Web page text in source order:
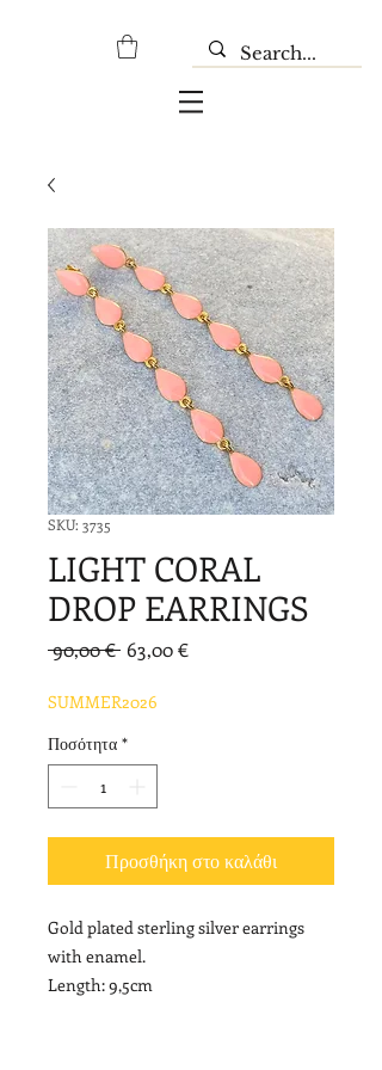
SKU: 3735
LIGHT CORAL
DROP EARRINGS
90,00 € Κανονική
63,00 €Τιμή
SUMMER2026
Ποσότητα *
Προσθήκη στο καλάθι
Gold plated sterling silver earrings
with enamel.
Length: 9,5cm